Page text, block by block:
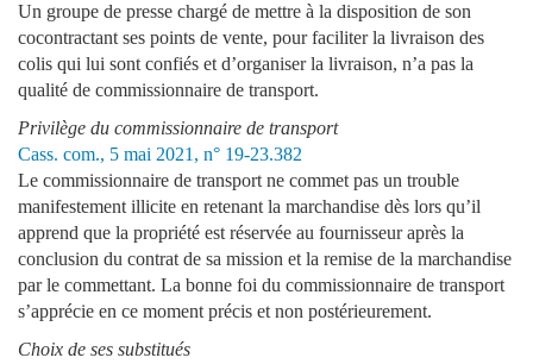
Un groupe de presse chargé de mettre à la disposition de son
cocontractant ses points de vente, pour faciliter la livraison des
colis qui lui sont confiés et d’organiser la livraison, n’a pas la
qualité de commissionnaire de transport.
Privilège du commissionnaire de transport
Cass. com., 5 mai 2021, n° 19-23.382
Le commissionnaire de transport ne commet pas un trouble
manifestement illicite en retenant la marchandise dès lors qu’il
apprend que la propriété est réservée au fournisseur après la
conclusion du contrat de sa mission et la remise de la marchandise
par le commettant. La bonne foi du commissionnaire de transport
s’apprécie en ce moment précis et non postérieurement.
Choix de ses substitués